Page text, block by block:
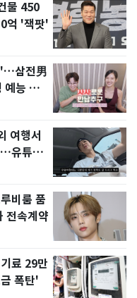
물 450
억 '잭팟'
삼전男
능 화
여행서
유튜브
비룸 품
전속계약
료 29만
폭탄'